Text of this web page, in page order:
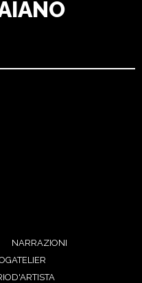
NARRAZIONI
ATELIER
D'ARTISTA